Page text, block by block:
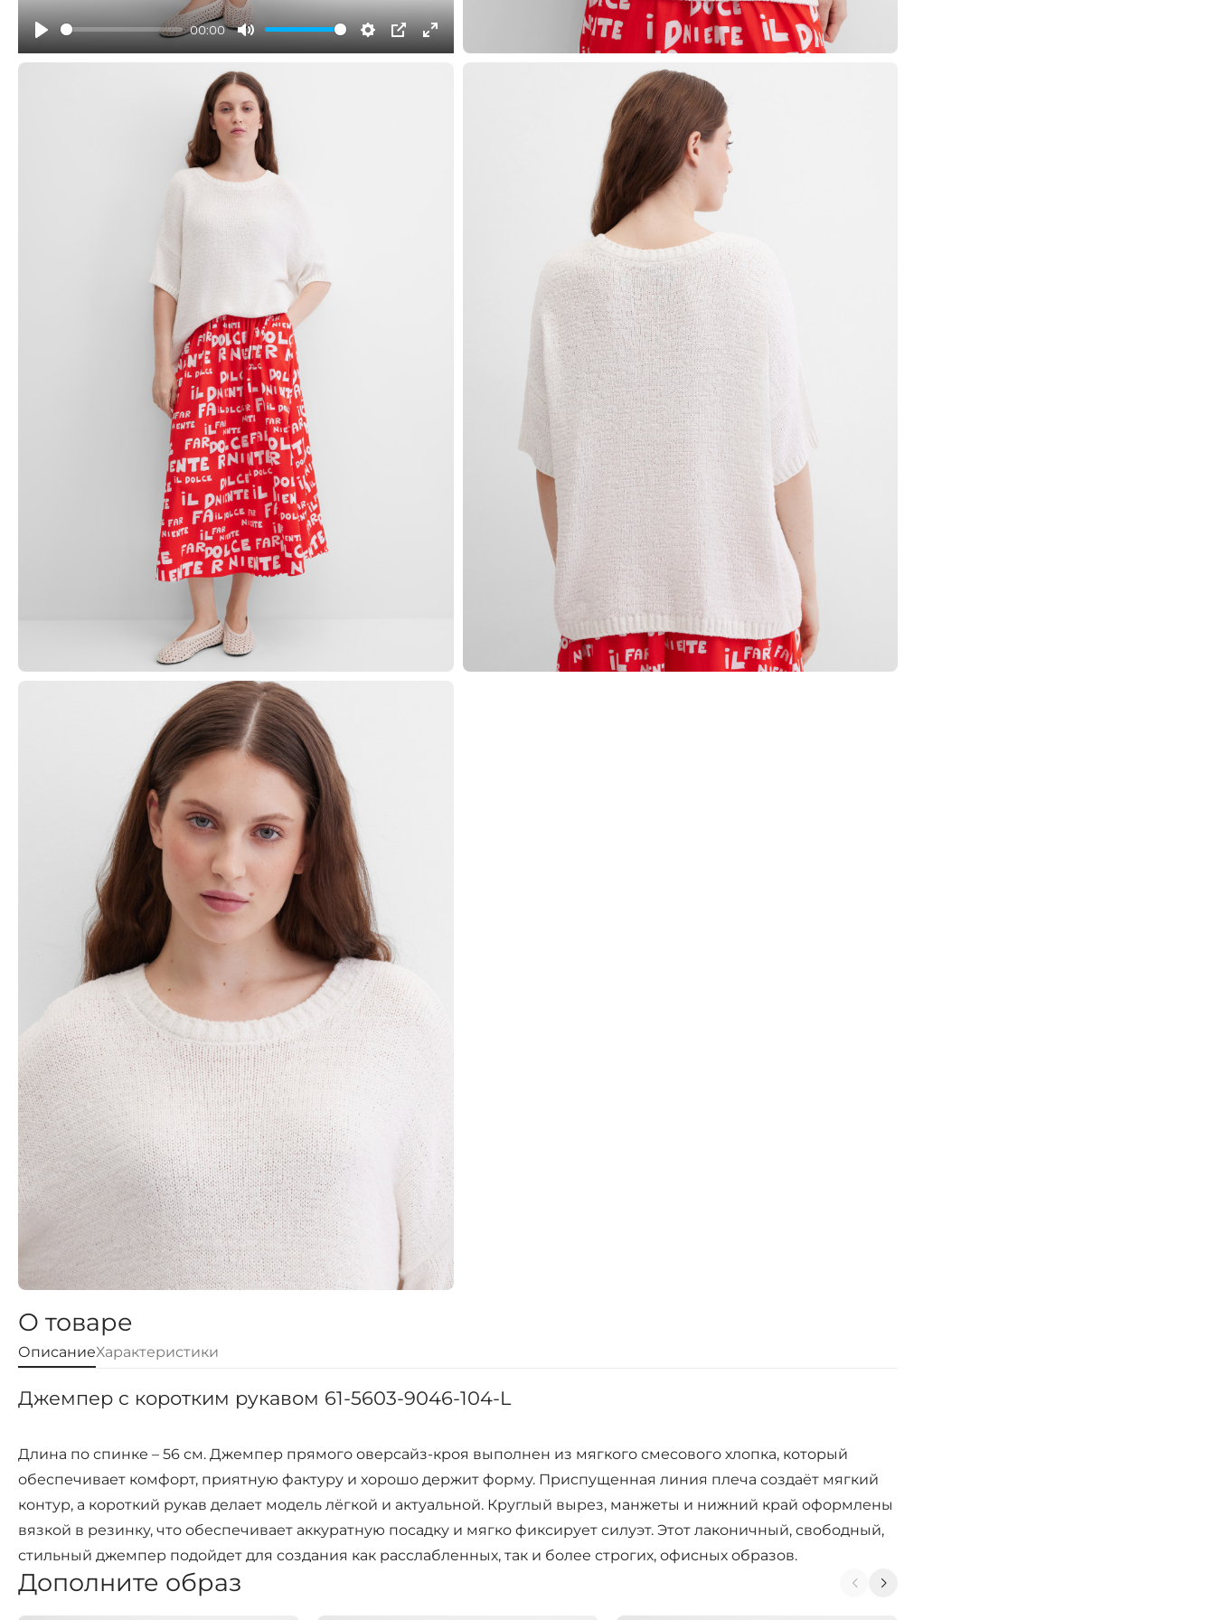
Play
00:00
Mute Settings
PIP Enter
О товаре
ОписаниеХарактеристики
Джемпер с коротким рукавом 61-5603-9046-104-L
Длина по спинке – 56 см. Джемпер прямого оверсайз-кроя выполнен из мягкого смесового хлопка, который
обеспечивает комфорт, приятную фактуру и хорошо держит форму. Приспущенная линия плеча создаёт мягкий
контур, а короткий рукав делает модель лёгкой и актуальной. Круглый вырез, манжеты и нижний край оформлены
вязкой в резинку, что обеспечивает аккуратную посадку и мягко фиксирует силуэт. Этот лаконичный, свободный,
стильный джемпер подойдет для создания как расслабленных, так и более строгих, офисных образов.
Дополните образ